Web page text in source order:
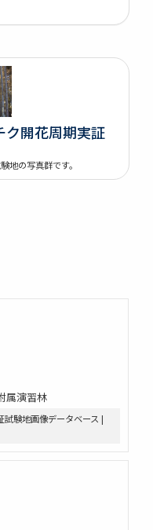
ク開花周期実証
地の写真群です。
属演習林
験地画像データベース |